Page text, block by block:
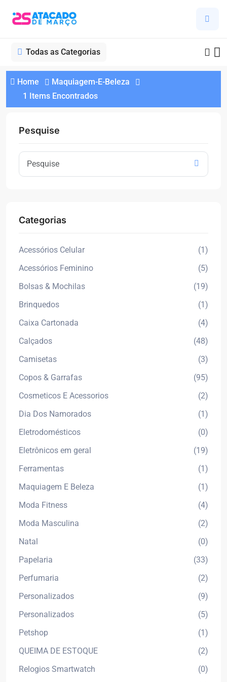
Todas as Categorias
Home
Maquiagem-E-Beleza
1 Items Encontrados
Pesquise
Categorias
Acessórios Celular
(1)
Acessórios Feminino
(5)
Bolsas & Mochilas
(19)
Brinquedos
(1)
Caixa Cartonada
(4)
Calçados
(48)
Camisetas
(3)
Copos & Garrafas
(95)
Cosmeticos E Acessorios
(2)
Dia Dos Namorados
(1)
Eletrodomésticos
(0)
Eletrônicos em geral
(19)
Ferramentas
(1)
Maquiagem E Beleza
(1)
Moda Fitness
(4)
Moda Masculina
(2)
Natal
(0)
Papelaria
(33)
Perfumaria
(2)
Personalizados
(9)
Personalizados
(5)
Petshop
(1)
QUEIMA DE ESTOQUE
(2)
Relogios Smartwatch
(0)